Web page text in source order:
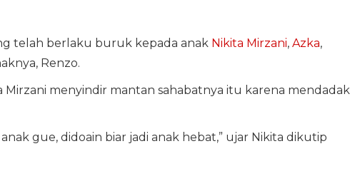
telah berlaku buruk kepada anak Nikita Mirzani, Azka,
Renzo.
Mirzani menyindir mantan sahabatnya itu karena mendadak
gue, didoain biar jadi anak hebat,” ujar Nikita dikutip